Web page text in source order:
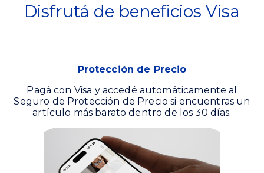
Disfrutá de beneficios Visa
Protección de Precio
Pagá con Visa y accedé automáticamente al
Seguro de Protección de Precio si encuentras un
artículo más barato dentro de los 30 días.